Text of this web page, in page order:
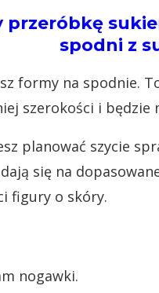
przeróbkę
spodni z
formy na spodnie.
szerokości i będzie
planować szycie
się na
figury o skóry.
nogawki.